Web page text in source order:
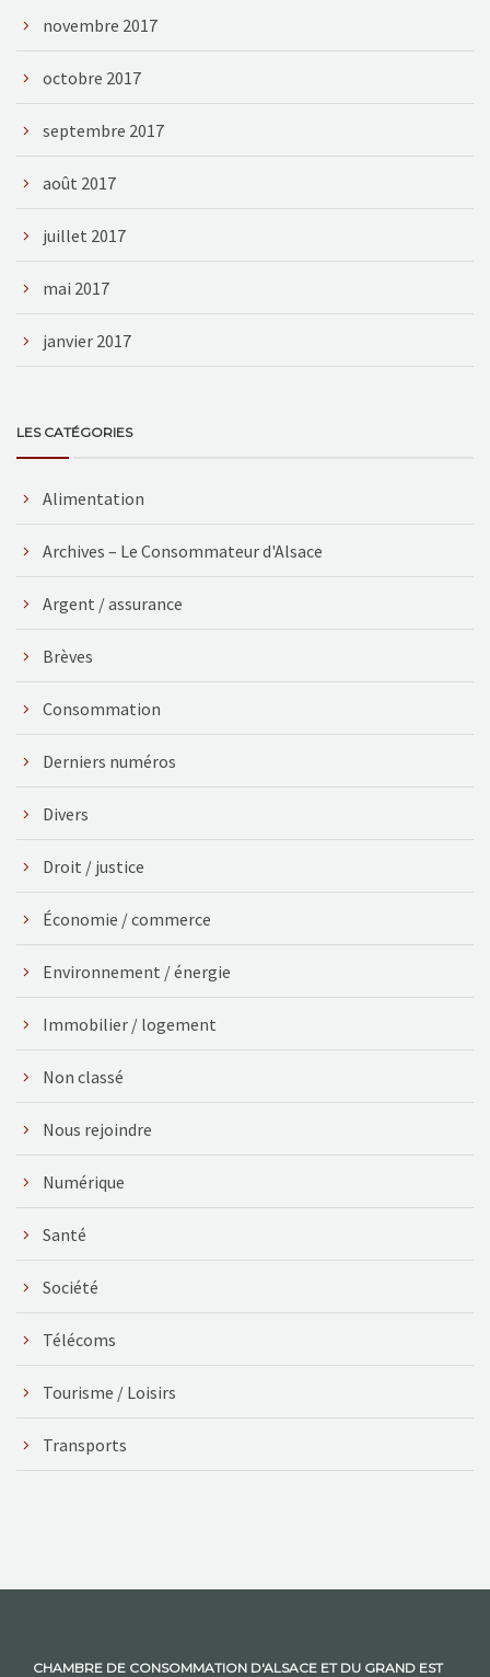
novembre 2017
octobre 2017
septembre 2017
août 2017
juillet 2017
mai 2017
janvier 2017
LES CATÉGORIES
Alimentation
Archives – Le Consommateur d'Alsace
Argent / assurance
Brèves
Consommation
Derniers numéros
Divers
Droit / justice
Économie / commerce
Environnement / énergie
Immobilier / logement
Non classé
Nous rejoindre
Numérique
Santé
Société
Télécoms
Tourisme / Loisirs
Transports
CHAMBRE DE CONSOMMATION D'ALSACE ET DU GRAND EST